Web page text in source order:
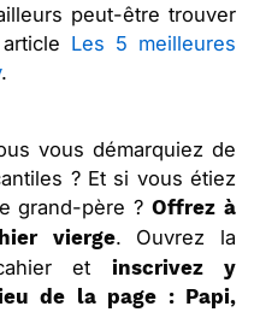
peut-être trouver
Les 5 meilleures
.
vous démarquiez de
? Et si vous étiez
grand-père ?Offrez à
vierge. Ouvrez la
et inscrivez y
de la page : Papi,